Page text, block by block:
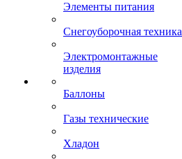
Элементы питания
Снегоуборочная техника
Электромонтажные
изделия
Баллоны
Газы технические
Хладон